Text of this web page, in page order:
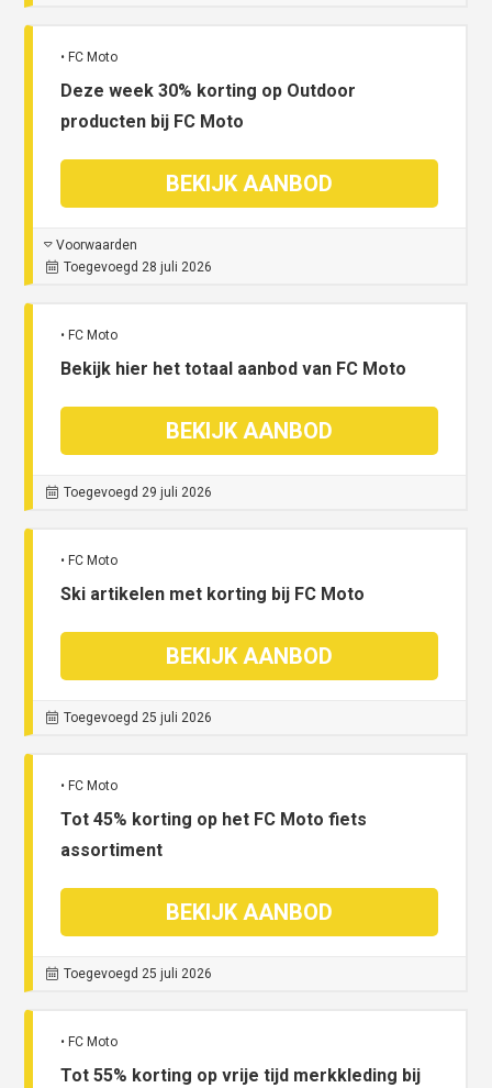
• FC Moto
Deze week 30% korting op Outdoor
producten bij FC Moto
BEKIJK AANBOD
Voorwaarden
Toegevoegd 28 juli 2026
• FC Moto
Bekijk hier het totaal aanbod van FC Moto
BEKIJK AANBOD
Toegevoegd 29 juli 2026
• FC Moto
Ski artikelen met korting bij FC Moto
BEKIJK AANBOD
Toegevoegd 25 juli 2026
• FC Moto
Tot 45% korting op het FC Moto fiets
assortiment
BEKIJK AANBOD
Toegevoegd 25 juli 2026
• FC Moto
Tot 55% korting op vrije tijd merkkleding bij